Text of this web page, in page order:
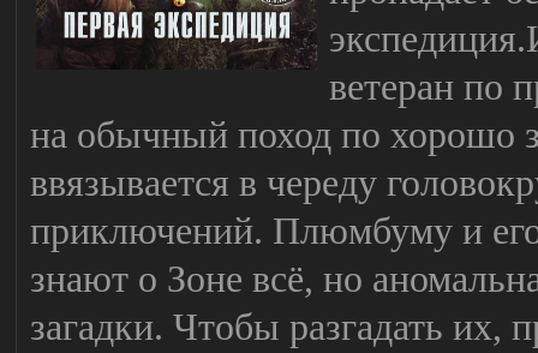
ветеран по
на обычный поход по хорошо
ввязывается в череду
приключений. Плюмбуму и
знают о Зоне всё, но
загадки. Чтобы разгадать их,